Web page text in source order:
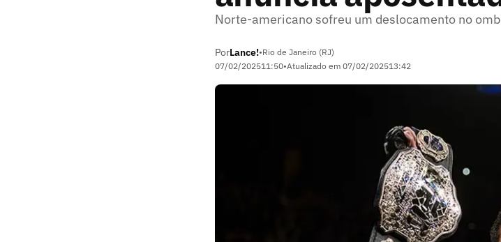
Norte-americano sofreu um deslocamento no
PorLance!•Rio de Janeiro (RJ)
07/02/202511:50•Atualizado em 07/02/202513:42